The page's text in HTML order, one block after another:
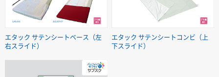
エタック サテンシートベース（左
右スライド）
エタック サテンシートコンビ（上
下スライド）